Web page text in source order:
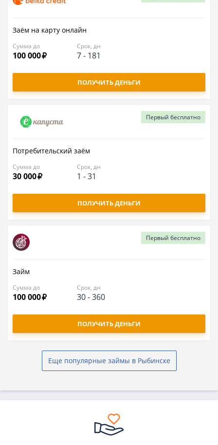
Заём на карту онлайн
Сумма до
100 000
Срок, дн
7- 181
ПОЛУЧИТЬ ДЕНЬГИ
Потребительский заём
Сумма до
30 000
Срок, дн
1 -31
Первый бесплатно
ПОЛУЧИТЬ ДЕНЬГИ
Займ
Сумма до
100 000
Срок, дн
30-360
Первый бесплатно
ПОЛУЧИТЬ ДЕНЬГИ
Еще популярные займы в Рыбинске